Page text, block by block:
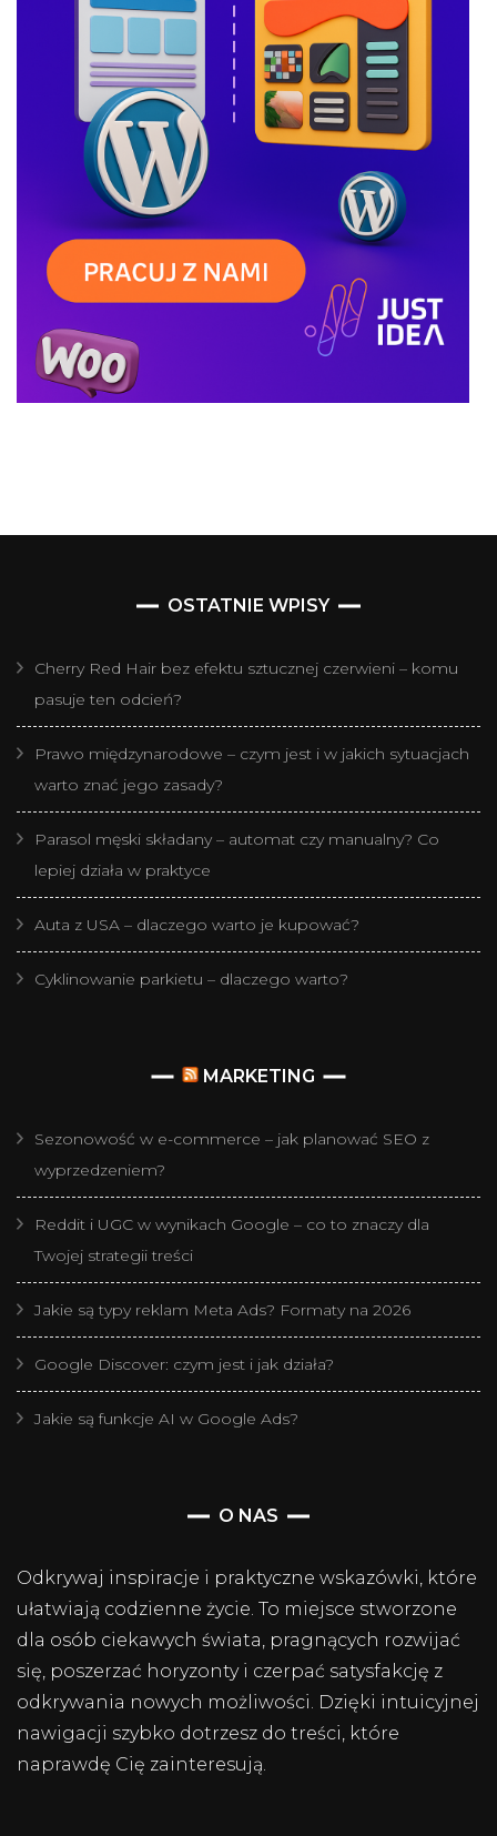
OSTATNIE WPISY
Cherry Red Hair bez efektu sztucznej czerwieni – komu
pasuje ten odcień?
Prawo międzynarodowe – czym jest i w jakich sytuacjach
warto znać jego zasady?
Parasol męski składany – automat czy manualny? Co
lepiej działa w praktyce
Auta z USA – dlaczego warto je kupować?
Cyklinowanie parkietu – dlaczego warto?
MARKETING
Sezonowość w e-commerce – jak planować SEO z
wyprzedzeniem?
Reddit i UGC w wynikach Google – co to znaczy dla
Twojej strategii treści
Jakie są typy reklam Meta Ads? Formaty na 2026
Google Discover: czym jest i jak działa?
Jakie są funkcje AI w Google Ads?
O NAS
Odkrywaj inspiracje i praktyczne wskazówki, które
ułatwiają codzienne życie. To miejsce stworzone
dla osób ciekawych świata, pragnących rozwijać
się, poszerzać horyzonty i czerpać satysfakcję z
odkrywania nowych możliwości. Dzięki intuicyjnej
nawigacji szybko dotrzesz do treści, które
naprawdę Cię zainteresują.